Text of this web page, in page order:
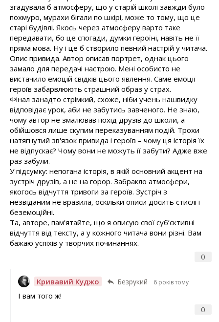
0
згадувала б атмосферу, що у старій школі завжди було
похмуро, мурахи бігали по шкірі, може то тому, що це
старі будівлі. Якось через атмосферу варто таке
передавати, бо це спогади, думки героїні, навіть не її
пряма мова. Ну і це б створило певний настрій у читача.
Опис привида. Автор описав портрет, однак цього
замало для передачі настрою. Мені особисто не
вистачило емоцій свідків цього явлення. Саме емоції
героїв забарвлюють страшний образ у страх.
Фінал занадто стрімкий, схоже, ніби учень нашвидку
відповідає урок, аби не забутись завченого. Не знаю,
чому автор не змалював похід друзів до школи, а
обійшовся лише скупим переказуванням подій. Трохи
натягнутий зв'язок привида і героїв – чому ця історія їх
не відпускає? Чому вони не можуть її забути? Адже вже
раз забули.
У підсумку: непогана історія, в якій основний акцент на
зустріч друзів, а не на горор. Забракло атмосфери,
якогось відчуття тривоги за героїв. Зустріч з
незвіданим не вразила, оскільки описи досить стислі і
беземоційні.
Та, авторе, пам’ятайте, що я описую свої суб’єктивні
відчуття від тексту, а у кожного читача вони різні. Вам
бажаю успіхів у творчих починаннях.
Кривавий Куджо Безрукий 6 років тому
0
І вам того ж!